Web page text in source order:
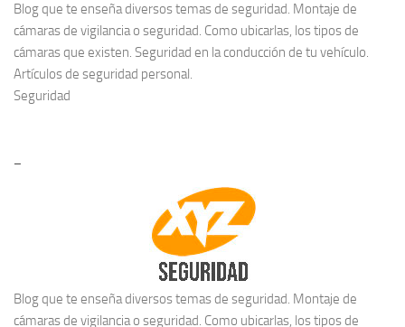
Blog que te enseña diversos temas de seguridad. Montaje de
cámaras de vigilancia o seguridad. Como ubicarlas, los tipos de
cámaras que existen. Seguridad en la conducción de tu vehículo.
Artículos de seguridad personal.
Seguridad
–
Blog que te enseña diversos temas de seguridad. Montaje de
cámaras de vigilancia o seguridad. Como ubicarlas, los tipos de